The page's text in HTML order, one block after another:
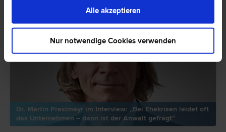
Alle akzeptieren
Nur notwendige Cookies verwenden
Dr. Martin Preslmayr im Interview: „Bei Ehekrisen leidet oft
das Unternehmen – dann ist der Anwalt gefragt“